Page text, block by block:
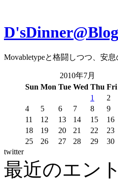
D'sDinner@Blog
Movabletypeと格闘しつつ、安
2010年7月
Sun Mon Tue Wed Thu Fri
1
2
4
5 6 7 8 9
11
12 13 14 15 16
18
19 20 21 22 23
25
26 27 28 29 30
twitter
最近のエン